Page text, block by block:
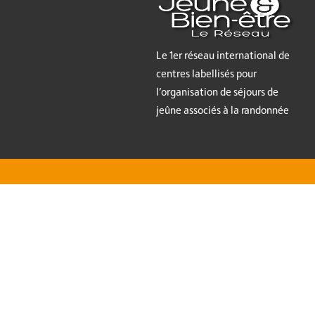
Le 1er réseau international de
centres labellisés pour
l’organisation de séjours de
jeûne associés à la randonnée